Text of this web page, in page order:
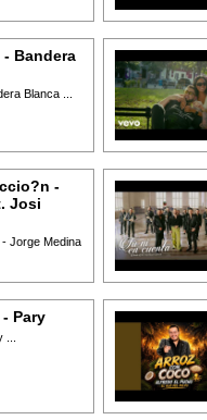
Bandera
Blanca ...
-
Josi
Jorge Medina
Pary